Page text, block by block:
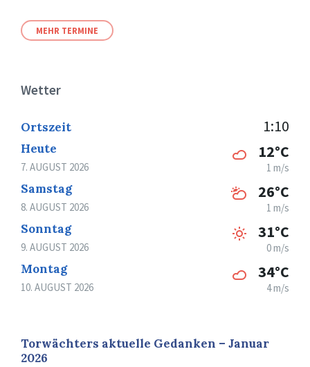
MEHR TERMINE
Wetter
Ortszeit 1:10
Heute
7. AUGUST 2026
12°C
1 m/s
Samstag
8. AUGUST 2026
26°C
1 m/s
Sonntag
9. AUGUST 2026
31°C
0 m/s
Montag
10. AUGUST 2026
34°C
4 m/s
Torwächters aktuelle Gedanken – Januar
2026